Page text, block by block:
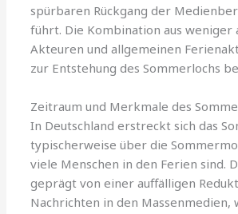
spürbaren Rückgang der
führt. Die Kombination aus weniger
Akteuren und allgemeinen
zur Entstehung des Sommerlochs
Zeitraum und Merkmale des
In Deutschland erstreckt sich das
typischerweise über die
viele Menschen in den Ferien sind.
geprägt von einer auffälligen
Nachrichten in den Massenmedien,